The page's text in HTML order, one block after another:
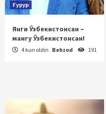
Ғурур
Янги Ўзбекистонсан –
мангу Ўзбекистонсан!
4 kun oldin Behzod 191